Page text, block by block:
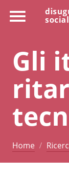
Gli
Home